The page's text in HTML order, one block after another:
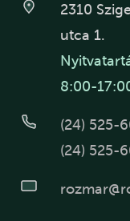
2310
utca 1.
8:00-
(24) 525-
(24) 525-